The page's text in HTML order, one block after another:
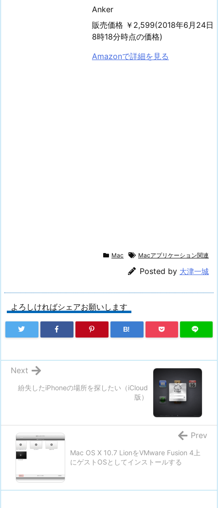
Anker
販売価格 ￥2,599(2018年6月24日
8時18分時点の価格)
Amazonで詳細を見る
Mac Macアプリケーション関連
Posted by 大津一城
よろしければシェアお願いします
B!
紛失したiPhoneの場所を探したい（iCloud
版）
Next
Mac OS X 10.7 LionをVMware Fusion 4上
にゲストOSとしてインストールする
Prev